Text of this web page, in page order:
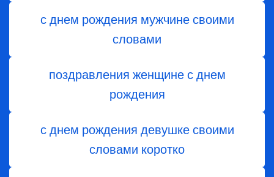
с днем рождения мужчине своими
словами
поздравления женщине с днем
рождения
с днем рождения девушке своими
словами коротко